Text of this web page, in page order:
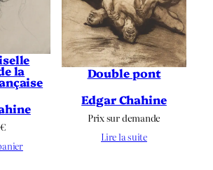
la
€
Double pont
Edgar Chahine
Prix sur demande
Lire la suite